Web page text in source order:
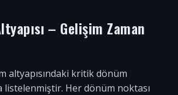
– Gelişim Zaman
altyapısındaki kritik dönüm
listelenmiştir. Her dönüm noktası